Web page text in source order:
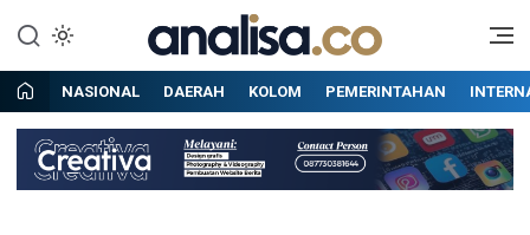
konten
Analisa
Situs berita online terpercaya
NASIONAL DAERAH KOLOM PEMERINTAHAN